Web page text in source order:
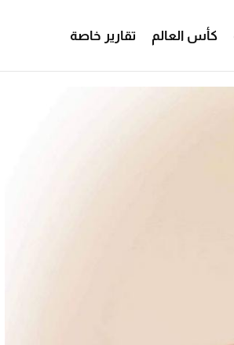
كأس العالم تقارير خاصة